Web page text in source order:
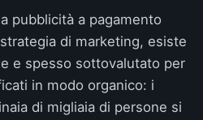
pubblicità a pagamento
di marketing, esiste
e spesso sottovalutato per
in modo organico: i
di migliaia di persone si